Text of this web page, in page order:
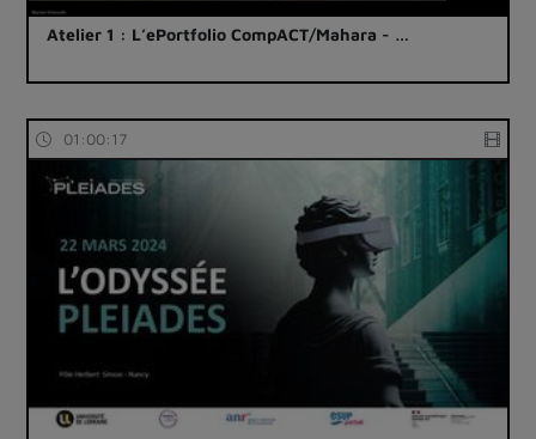
Atelier 1 : L’ePortfolio CompACT/Mahara - …
01:00:17